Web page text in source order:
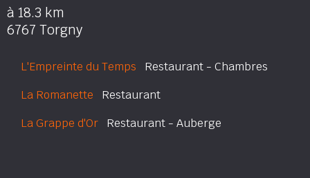
à 18.3 km
6767 Torgny
L'Empreinte du Temps Restaurant - Chambres
La Romanette Restaurant
La Grappe d'Or Restaurant - Auberge